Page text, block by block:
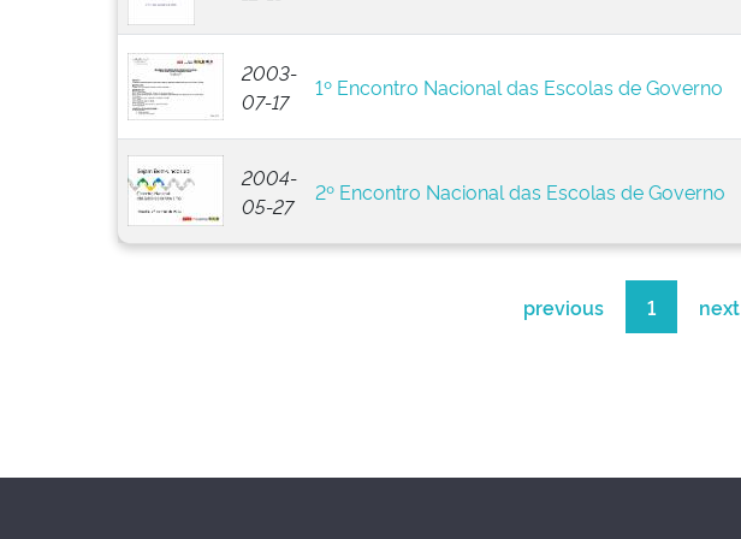
2003-
07-17
1º Encontro Nacional das Escolas de Governo
2004-
05-27
2º Encontro Nacional das Escolas de Governo
previous 1 next